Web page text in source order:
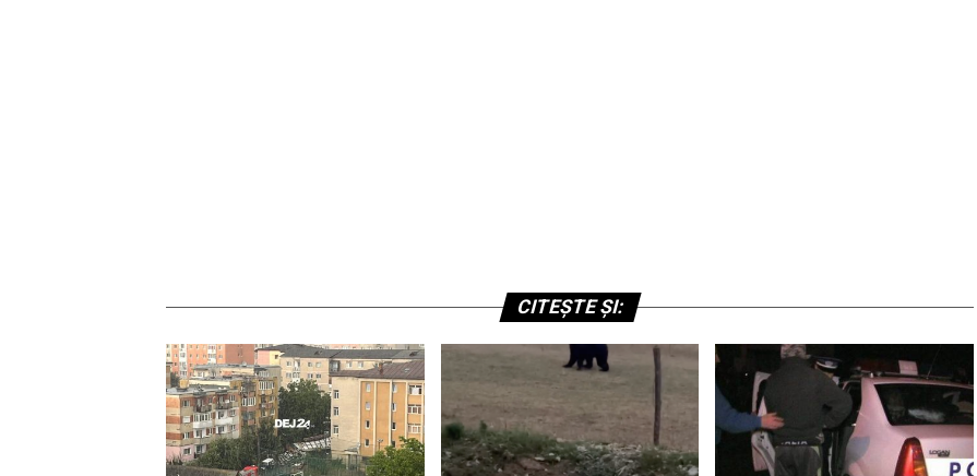
CITEȘTE ȘI: